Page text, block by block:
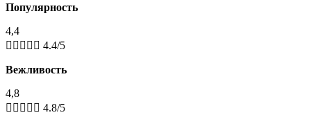
Популярность
4,4
     4.4/5
Вежливость
4,8
     4.8/5